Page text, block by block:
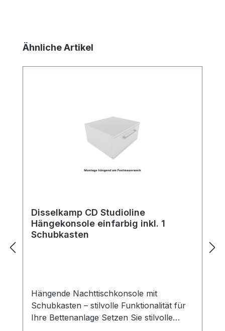
Produktgalerie überspringen
Ähnliche Artikel
Disselkamp CD Studioline
Hängekonsole einfarbig inkl. 1
Schubkasten
Hängende Nachttischkonsole mit
Schubkasten – stilvolle Funktionalität für
Ihre Bettenanlage Setzen Sie stilvolle